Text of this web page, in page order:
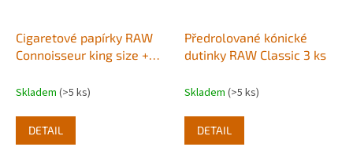
Cigaretové papírky RAW
Connoisseur king size +
Skladem (>5 ks)
DETAIL
Předrolované kónické
dutinky RAW Classic 3 ks
Skladem (>5 ks)
DETAIL